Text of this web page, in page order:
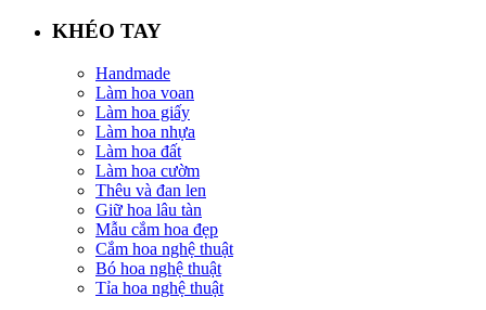
KHÉO TAY
Handmade
Làm hoa voan
Làm hoa giấy
Làm hoa nhựa
Làm hoa đất
Làm hoa cườm
Thêu và đan len
Giữ hoa lâu tàn
Mẫu cắm hoa đẹp
Cắm hoa nghệ thuật
Bó hoa nghệ thuật
Tỉa hoa nghệ thuật